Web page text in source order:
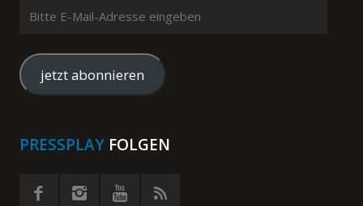
Mail-
Adresse
eingeben
jetzt abonnieren
PRESSPLAY FOLGEN